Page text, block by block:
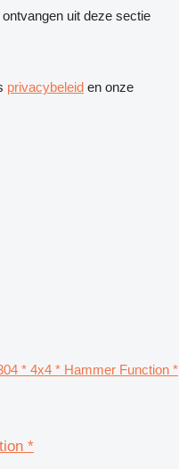
uit deze sectie
privacybeleid en onze
* 4x4 * Hammer Function *
*